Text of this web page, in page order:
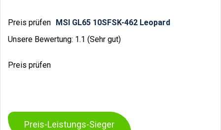
Preis prüfen MSI GL65 10SFSK-462 Leopard
Unsere Bewertung: 1.1 (Sehr gut)
Preis prüfen
Preis-Leistungs-Sieger